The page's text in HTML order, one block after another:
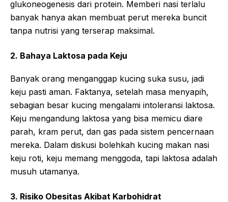
glukoneogenesis dari protein. Memberi nasi terlalu
banyak hanya akan membuat perut mereka buncit
tanpa nutrisi yang terserap maksimal.
2. Bahaya Laktosa pada Keju
Banyak orang menganggap kucing suka susu, jadi
keju pasti aman. Faktanya, setelah masa menyapih,
sebagian besar kucing mengalami intoleransi laktosa.
Keju mengandung laktosa yang bisa memicu diare
parah, kram perut, dan gas pada sistem pencernaan
mereka. Dalam diskusi bolehkah kucing makan nasi
keju roti, keju memang menggoda, tapi laktosa adalah
musuh utamanya.
3. Risiko Obesitas Akibat Karbohidrat